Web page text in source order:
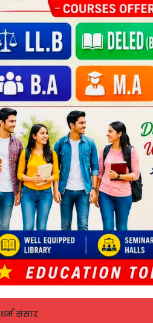
धर्म संसार